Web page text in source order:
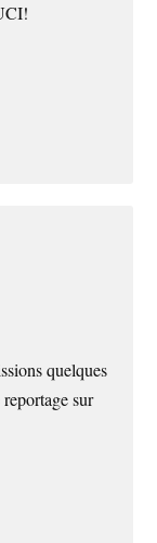
quelques
reportage sur